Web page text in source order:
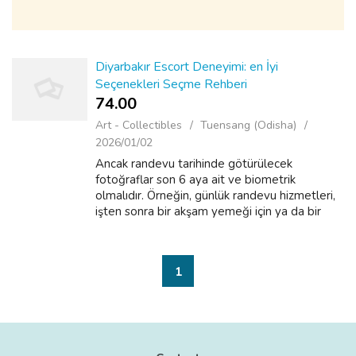
Diyarbakır Escort Deneyimi: en İyi
Seçenekleri Seçme Rehberi
74.00 ₹
Art - Collectibles
Tuensang (Odisha)
2026/01/02
Ancak randevu tarihinde götürülecek
fotoğraflar son 6 aya ait ve biometrik
olmalıdır. Örneğin, günlük randevu hizmetleri,
işten sonra bir akşam yemeği için ya da bir
1